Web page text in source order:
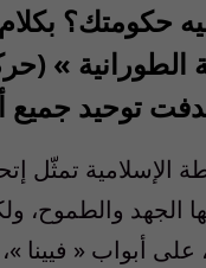
حكومتك؟
الطورانية » (
الإسلامية تمثّل
الجهد
أبواب « فيينا